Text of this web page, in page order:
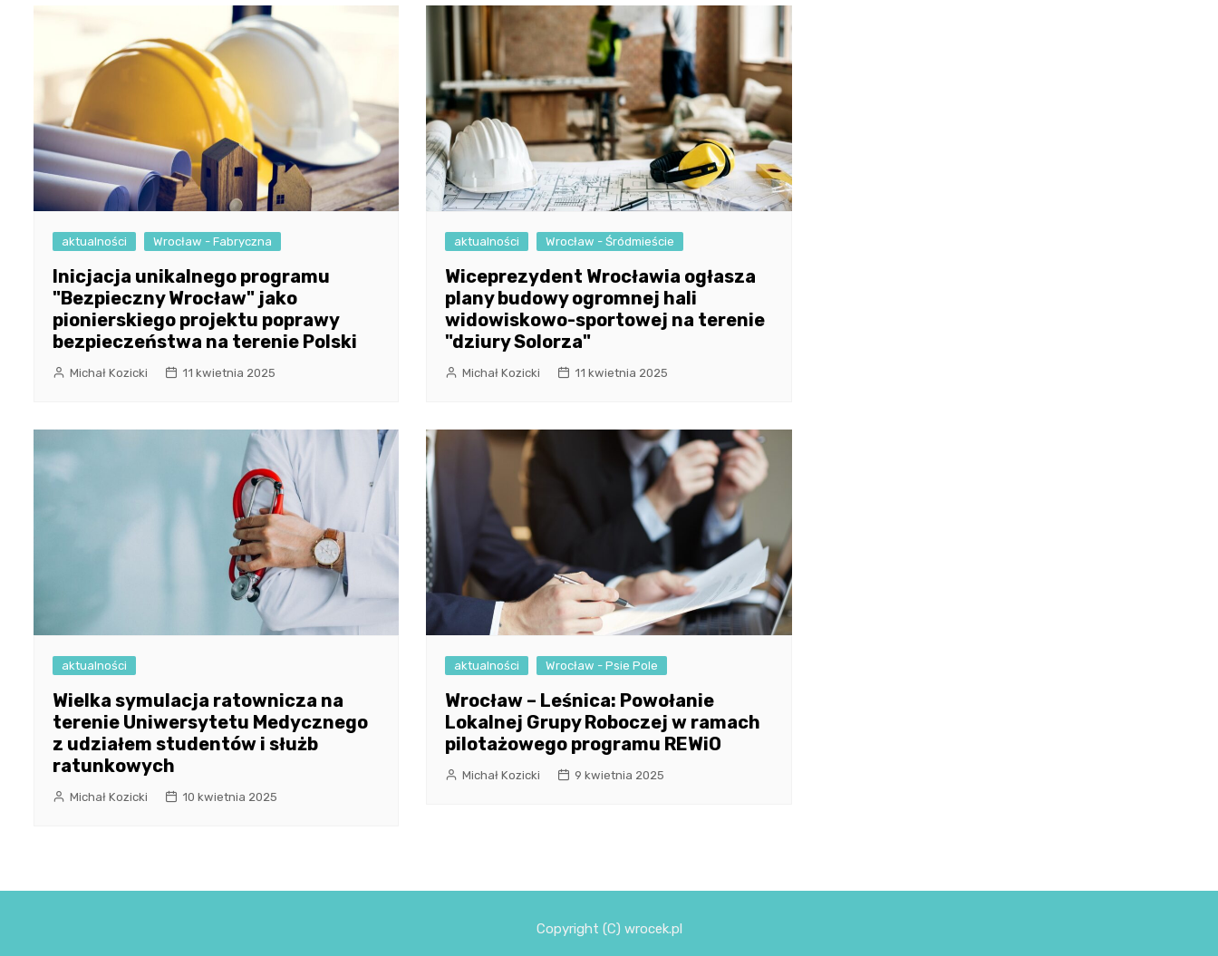
aktualności Wrocław - Fabryczna
Inicjacja unikalnego programu
"Bezpieczny Wrocław" jako
pionierskiego projektu poprawy
bezpieczeństwa na terenie Polski
Michał Kozicki 11 kwietnia 2025
aktualności Wrocław - Śródmieście
Wiceprezydent Wrocławia ogłasza
plany budowy ogromnej hali
widowiskowo-sportowej na terenie
"dziury Solorza"
Michał Kozicki 11 kwietnia 2025
aktualności
Wielka symulacja ratownicza na
terenie Uniwersytetu Medycznego
z udziałem studentów i służb
ratunkowych
Michał Kozicki 10 kwietnia 2025
aktualności Wrocław - Psie Pole
Wrocław – Leśnica: Powołanie
Lokalnej Grupy Roboczej w ramach
pilotażowego programu REWiO
Michał Kozicki 9 kwietnia 2025
Copyright (C) wrocek.pl